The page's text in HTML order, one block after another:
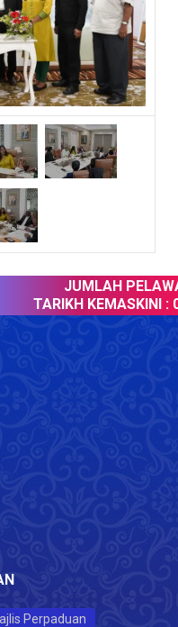
JUMLAH
TARIKH KEMASKINI :
Perpaduan